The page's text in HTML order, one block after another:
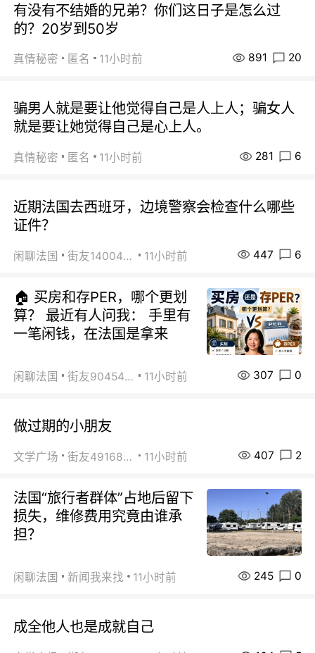
有没有不结婚的兄弟？你们这日子是怎么过
的？20岁到50岁
真情秘密 匿名 11小时前 891 20
骗男人就是要让他觉得自己是人上人；骗女人
就是要让她觉得自己是心上人。
真情秘密 匿名 11小时前 281 6
近期法国去西班牙，边境警察会检查什么哪些
证件？
闲聊法国 街友14004820 11小时前 447 6
🏠 买房和存PER，哪个更划
算？ 最近有人问我： 手里有
一笔闲钱，在法国是拿来
闲聊法国 街友90454511 11小时前 307 0
做过期的小朋友
文学广场 街友49168527 11小时前 407 2
法国“旅行者群体”占地后留下
损失，维修费用究竟由谁承
担？
闲聊法国 新闻我来找 11小时前 245 0
成全他人也是成就自己